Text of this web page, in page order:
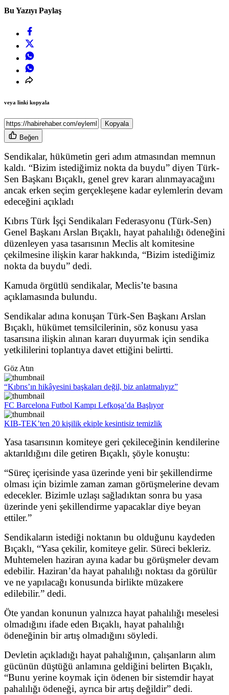
Bu Yazıyı Paylaş
veya linki kopyala
Kopyala
Beğen
Sendikalar, hükümetin geri adım atmasından memnun
kaldı. “Bizim istediğimiz nokta da buydu” diyen Türk-
Sen Başkanı Bıçaklı, genel grev kararı alınmayacağını
ancak erken seçim gerçekleşene kadar eylemlerin devam
edeceğini açıkladı
Kıbrıs Türk İşçi Sendikaları Federasyonu (Türk-Sen)
Genel Başkanı Arslan Bıçaklı, hayat pahalılığı ödeneğini
düzenleyen yasa tasarısının Meclis alt komitesine
çekilmesine ilişkin karar hakkında, “Bizim istediğimiz
nokta da buydu” dedi.
Kamuda örgütlü sendikalar, Meclis’te basına
açıklamasında bulundu.
Sendikalar adına konuşan Türk-Sen Başkanı Arslan
Bıçaklı, hükümet temsilcilerinin, söz konusu yasa
tasarısına ilişkin alınan kararı duyurmak için sendika
yetkililerini toplantıya davet ettiğini belirtti.
Göz Atın
“Kıbrıs’ın hikâyesini başkaları değil, biz anlatmalıyız”
FC Barcelona Futbol Kampı Lefkoşa’da Başlıyor
KIB-TEK’ten 20 kişilik ekiple kesintisiz temizlik
Yasa tasarısının komiteye geri çekileceğinin kendilerine
aktarıldığını dile getiren Bıçaklı, şöyle konuştu:
“Süreç içerisinde yasa üzerinde yeni bir şekillendirme
olması için bizimle zaman zaman görüşmelerine devam
edecekler. Bizimle uzlaşı sağladıktan sonra bu yasa
üzerinde yeni şekillendirme yapacaklar diye beyan
ettiler.”
Sendikaların istediği noktanın bu olduğunu kaydeden
Bıçaklı, “Yasa çekilir, komiteye gelir. Süreci bekleriz.
Muhtemelen haziran ayına kadar bu görüşmeler devam
edebilir. Haziran’da hayat pahalılığı noktası da görülür
ve ne yapılacağı konusunda birlikte müzakere
edilebilir.” dedi.
Öte yandan konunun yalnızca hayat pahalılığı meselesi
olmadığını ifade eden Bıçaklı, hayat pahalılığı
ödeneğinin bir artış olmadığını söyledi.
Devletin açıkladığı hayat pahalığının, çalışanların alım
gücünün düştüğü anlamına geldiğini belirten Bıçaklı,
“Bunu yerine koymak için ödenen bir sistemdir hayat
pahalılığı ödeneği, ayrıca bir artış değildir” dedi.